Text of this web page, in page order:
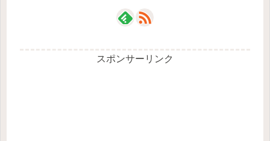
スポンサーリンク